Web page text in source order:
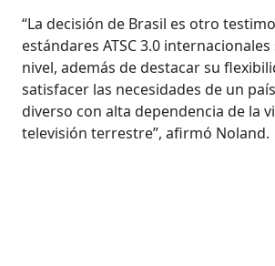
“La decisión de Brasil es otro
estándares ATSC 3.0
nivel, además de destacar su
satisfacer las necesidades de un
diverso con alta dependencia de la
televisión terrestre”, afirmó Noland.